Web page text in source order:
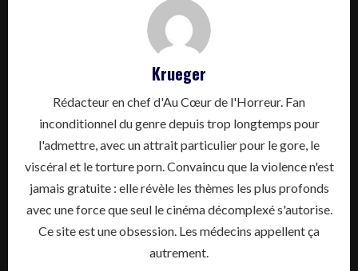
Krueger
Rédacteur en chef d'Au Cœur de l'Horreur. Fan
inconditionnel du genre depuis trop longtemps pour
l'admettre, avec un attrait particulier pour le gore, le
viscéral et le torture porn. Convaincu que la violence n'est
jamais gratuite : elle révèle les thèmes les plus profonds
avec une force que seul le cinéma décomplexé s'autorise.
Ce site est une obsession. Les médecins appellent ça
autrement.